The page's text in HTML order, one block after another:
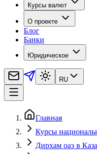
Курсы валют
О проекте
Блог
Банки
Юридическое
RU
Главная
Курсы
Дирхам оаэ в